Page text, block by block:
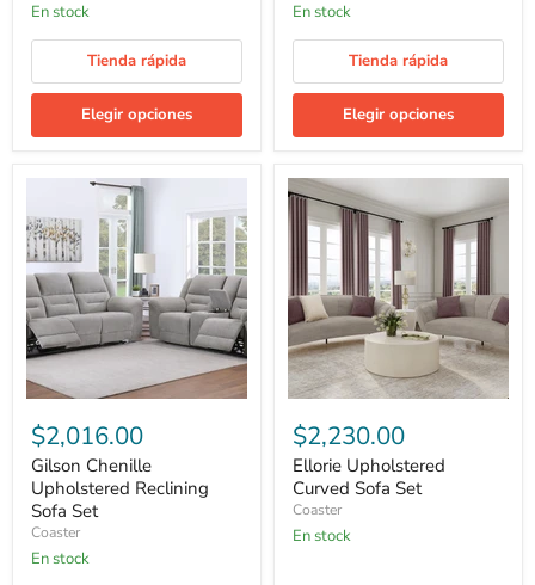
En stock
Tienda rápida
Elegir opciones
En stock
Tienda rápida
Elegir opciones
Upholstered
Reclining
Sofa
Set
$2,016.00
Gilson Chenille
Upholstered Reclining
Sofa Set
Coaster
En stock
Ellorie
Upholstered
Curved
Sofa
Set
$2,230.00
Ellorie Upholstered
Curved Sofa Set
Coaster
En stock